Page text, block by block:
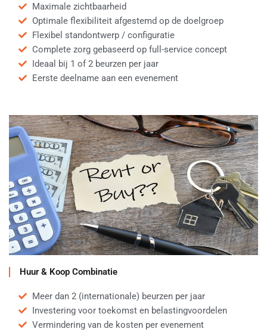
Maximale zichtbaarheid
Optimale flexibiliteit afgestemd op de doelgroep
Flexibel standontwerp / configuratie
Complete zorg gebaseerd op full-service concept
Ideaal bij 1 of 2 beurzen per jaar
Eerste deelname aan een evenement
Huur & Koop Combinatie
Meer dan 2 (internationale) beurzen per jaar
Investering voor toekomst en belastingvoordelen
Vermindering van de kosten per evenement